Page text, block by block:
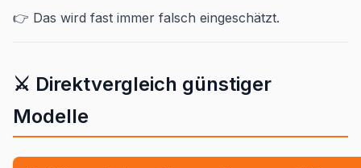
👉 Das wird fast immer falsch eingeschätzt.
⚔️ Direktvergleich günstiger
Modelle